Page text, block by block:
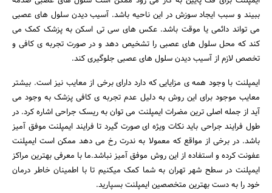
ببیند و سبب ایجاد سوزش در این ناحیه باشد. آسیب دیدن سلول های عصبی
می تواند دائمی یا موقت باشد. عکس های سی تی اسکن به پزشک کمک می
کند که محل سلول های عصبی را تشخیص دهد و در صورت تجربه ی کافی و
تخصص لازم از آسیب دیدن سلول های عصبی جلوگیری کند.
ایمپلنت با وجود همه ی مزایایی که دارد دارای برخی از معایب نیز است. بیشتر
معایب موجود برای این روش به دلیل عدم تجربه ی کافی پزشک به وجود می
آید از جمله اصلی ترین مضرات ایمپلنت می توان به ریسک جراحی اشاره کرد. در
طول فرایند جراحی باید نکات ویژه ای صورت گیرد تا فرایند ایمپلنت موفق آمیز
باشد. در برخی از مواقع که معمولا به ندرت رخ می دهد ممکن است ایمپلنت
عفونت کرده و استفاده از این روش موفق آمیز نباشد.ما با معرفی بهترین مراکز
ایمپلنت در سطح شهر تهران به شما کمک میکنیم تا با اطمینان خاطر درمان
خود را به دست بهترین متخصصین ایمپلنت بسپارید.